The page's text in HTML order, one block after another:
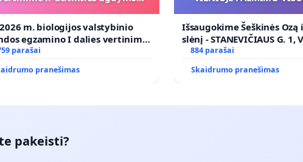
m. biologijos valstybinio
egzamino I dalies vertinimo
ugdymo programai
parašai
pranešimas
PRITAIKYMO VIEŠAJAI
FUNKCIJAI
Išsaugokime Šeškinės Ozą
slėnį - STANEVIČIAUS G. 1,
PAĖMIMO VISUOMENĖS
(IŠPIRKIMO) IR JO
VIEŠAJAI ŽELDYNŲ
884 parašai
Skaidrumo pranešimas
pakeisti?